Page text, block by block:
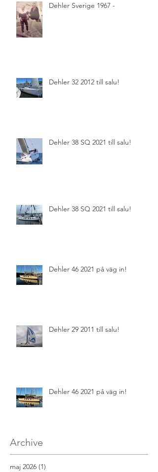
Dehler Sverige 1967 -
Dehler 32 2012 till salu!
Dehler 38 SQ 2021 till salu!
Dehler 38 SQ 2021 till salu!
Dehler 46 2021 på väg in!
Dehler 29 2011 till salu!
Dehler 46 2021 på väg in!
Archive
maj 2026 (1)